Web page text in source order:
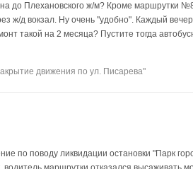
до Плехановского ж/м? Кроме маршрутки
ж/д вокзал. Ну очень "удобно". Каждый
такой на 2 месяца? Пустите тогда
движения по ул. Писарева"
по поводу ликвидации остановки "Парк